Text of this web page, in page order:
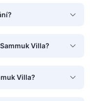
Villa?
Villa?